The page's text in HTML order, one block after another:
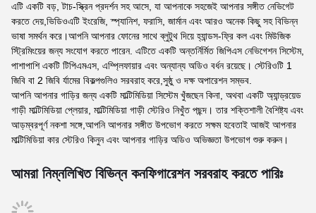
এটি একটি বড়, টাচ-স্ক্রিন প্রদর্শন সহ আসে, যা আপনাকে সহজেই আপনার সঙ্গীত নেভিগেট
করতে দেয়,ভিডিওএটি ইংরেজি, স্প্যানিশ, ফরাসি, জার্মান এবং আরও অনেক কিছু সহ বিভিন্ন
ভাষা সমর্থন করে।আপনি আপনার ফোনের সাথে ব্লুটুথ দিয়ে হ্যান্ডস-ফ্রি কল এবং মিউজিক
স্ট্রিমিংয়ের জন্য সংযোগ করতে পারেন. এটিতে একটি অন্তর্নির্মিত জিপিএস নেভিগেশন সিস্টেম,
পাশাপাশি একটি টিপিএমএস, এম্প্লিফায়ার এবং অন্যান্য অডিও বর্ধন রয়েছে। স্টেরিওটি 1
জিবি বা 2 জিবি র্যামের বিকল্পগুলিও সরবরাহ করে,সুষ্ঠু ও দক্ষ অপারেশন সম্ভব.
আপনি আপনার গাড়ির জন্য একটি মাল্টিমিডিয়া সিস্টেম খুঁজছেন কিনা, অথবা একটি অ্যান্ড্রয়েড
গাড়ী মাল্টিমিডিয়া প্লেয়ার, মাল্টিমিডিয়া গাড়ী স্টেরিও নিখুঁত পছন্দ। তার শক্তিশালী বৈশিষ্ট্য এবং
আড়ম্বরপূর্ণ নকশা সঙ্গে,আপনি আপনার সঙ্গীত উপভোগ করতে সক্ষম হবেতাই আজই আপনার
মাল্টিমিডিয়া কার স্টেরিও কিনুন এবং আপনার গাড়ির অডিও অভিজ্ঞতা উপভোগ শুরু করুন।
আমরা নিম্নলিখিত বিভিন্ন কনফিগারেশন সরবরাহ করতে পারিঃ